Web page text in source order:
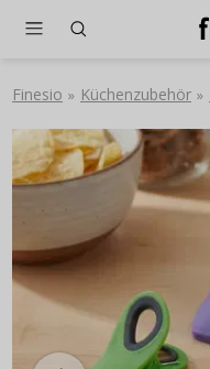
Finesio » Küchenzubehör »